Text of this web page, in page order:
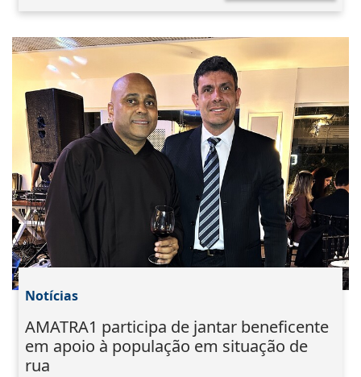
Notícias
AMATRA1 participa de jantar beneficente
em apoio à população em situação de
rua